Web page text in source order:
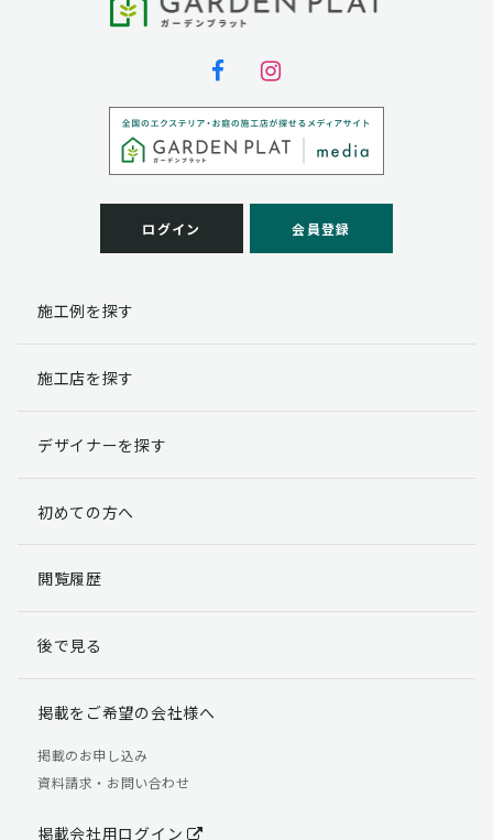
弊社は法律で定められている場合を除いて、お客様の個
個人情報の取扱い業務の委託
弊社は事業運営上、お客様により良いサービスを提供す
るために業務の一部を外部に委託しており、業務委託先
客様には、貴殿の個人情報の利用目的の通知、開示、訂
理・機密保持などによりお客様の個人情報の漏洩防止に
個人情報提出の任意性
す。
らかじめご了承ください。
個人情報の開示請求について
る権利があります。
「個人情報の取り扱いについて」
【お問合せ先】 個人情報問合せ窓口
TEL：03-5411-7891（平日9:00 ～ 18:00）
ログイン 会員登録
施工例を探す
施工店を探す
デザイナーを探す
初めての方へ
閲覧履歴
後で見る
掲載をご希望の会社様へ
掲載のお申し込み
資料請求・お問い合わせ
掲載会社用ログイン